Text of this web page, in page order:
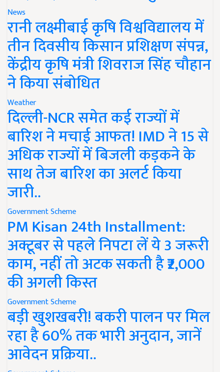
News
रानी लक्ष्मीबाई कृषि विश्वविद्यालय में
तीन दिवसीय किसान प्रशिक्षण संपन्न,
केंद्रीय कृषि मंत्री शिवराज सिंह चौहान
ने किया संबोधित
Weather
दिल्ली-NCR समेत कई राज्यों में
बारिश ने मचाई आफत! IMD ने 15 से
अधिक राज्यों में बिजली कड़कने के
साथ तेज बारिश का अलर्ट किया
जारी..
Government Scheme
PM Kisan 24th Installment:
अक्टूबर से पहले निपटा लें ये 3 जरूरी
काम, नहीं तो अटक सकती है ₹2,000
की अगली किस्त
Government Scheme
बड़ी खुशखबरी! बकरी पालन पर मिल
रहा है 60% तक भारी अनुदान, जानें
आवेदन प्रक्रिया..